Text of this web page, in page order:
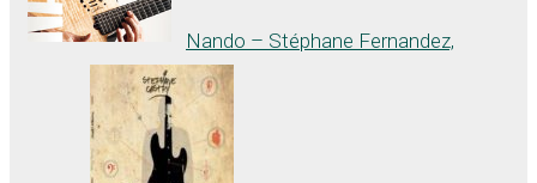
Nando – Stéphane Fernandez,